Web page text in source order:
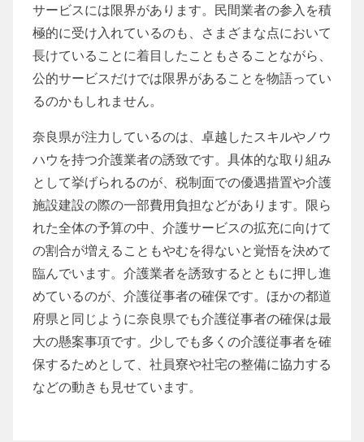
サービスには限界があります。民間業者の参入を積
極的に受け入れているのも、さまざまな点において
長けていることに着目したこともさることながら、
公的サービスだけでは限界があることを物語ってい
るのかもしれません。
奈良県が注力しているのは、卓越したスキルやノウ
ハウを持つ介護業者の誘致です。具体的な取り組み
として挙げられるのが、税制面での優遇措置や介護
施設建設の際の一部費用負担などがあります。限ら
れた全体の予算の中、介護サービスの拡充に向けて
の割合が増えることもやむを得ないと覚悟を決めて
臨んでいます。介護業者を誘致するとともに押し進
めているのが、介護従事者の確保です。ほかの都道
府県と同じように奈良県でも介護従事者の確保は最
大の懸案事項です。少しでも多くの介護従事者を確
保するためとして、社員寮や社宅の整備に協力する
などの動きも見せています。